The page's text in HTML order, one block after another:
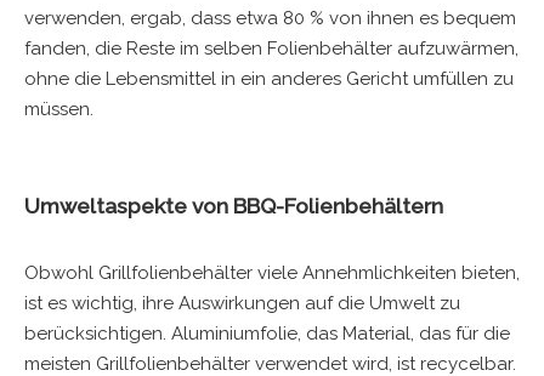
verwenden, ergab, dass etwa 80 % von ihnen es bequem
fanden, die Reste im selben Folienbehälter aufzuwärmen,
ohne die Lebensmittel in ein anderes Gericht umfüllen zu
müssen.
Umweltaspekte von BBQ-Folienbehältern
Obwohl Grillfolienbehälter viele Annehmlichkeiten bieten,
ist es wichtig, ihre Auswirkungen auf die Umwelt zu
berücksichtigen. Aluminiumfolie, das Material, das für die
meisten Grillfolienbehälter verwendet wird, ist recycelbar.